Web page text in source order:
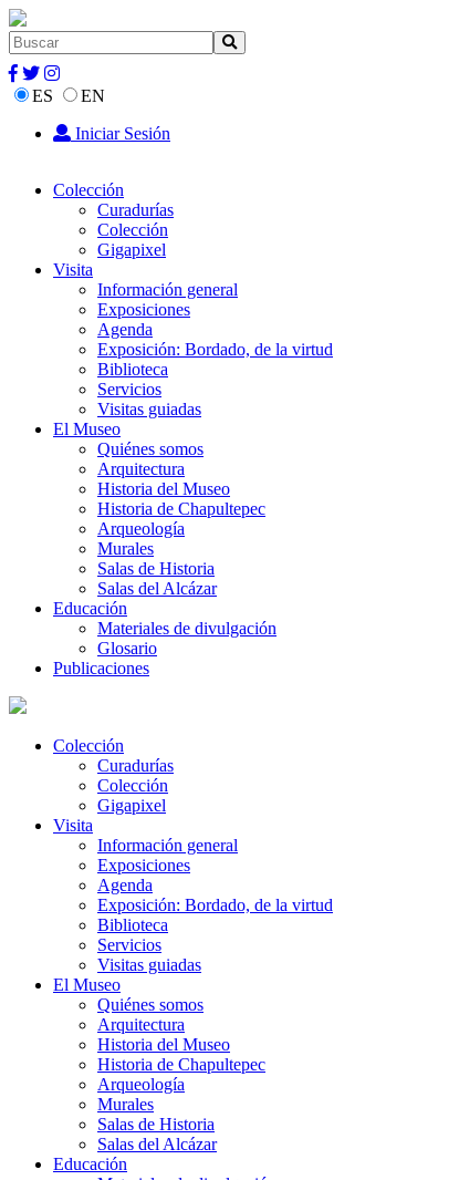
ES
EN
Iniciar Sesión
Colección
Curadurías
Colección
Gigapixel
Visita
Información general
Exposiciones
Agenda
Exposición: Bordado, de la virtud
Biblioteca
Servicios
Visitas guiadas
El Museo
Quiénes somos
Arquitectura
Historia del Museo
Historia de Chapultepec
Arqueología
Murales
Salas de Historia
Salas del Alcázar
Educación
Materiales de divulgación
Glosario
Publicaciones
Colección
Curadurías
Colección
Gigapixel
Visita
Información general
Exposiciones
Agenda
Exposición: Bordado, de la virtud
Biblioteca
Servicios
Visitas guiadas
El Museo
Quiénes somos
Arquitectura
Historia del Museo
Historia de Chapultepec
Arqueología
Murales
Salas de Historia
Salas del Alcázar
Educación